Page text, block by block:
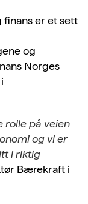
finans er et sett
og
Norges
rolle på veien
og vi er
i riktig
Bærekraft i